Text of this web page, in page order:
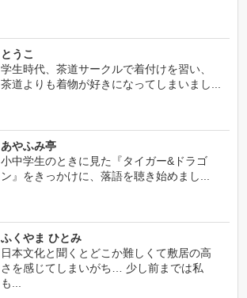
とうこ
学生時代、茶道サークルで着付けを習い、
茶道よりも着物が好きになってしまいまし...
あやふみ亭
小中学生のときに見た『タイガー&ドラゴ
ン』をきっかけに、落語を聴き始めまし...
ふくやま ひとみ
日本文化と聞くとどこか難しくて敷居の高
さを感じてしまいがち… 少し前までは私
も...